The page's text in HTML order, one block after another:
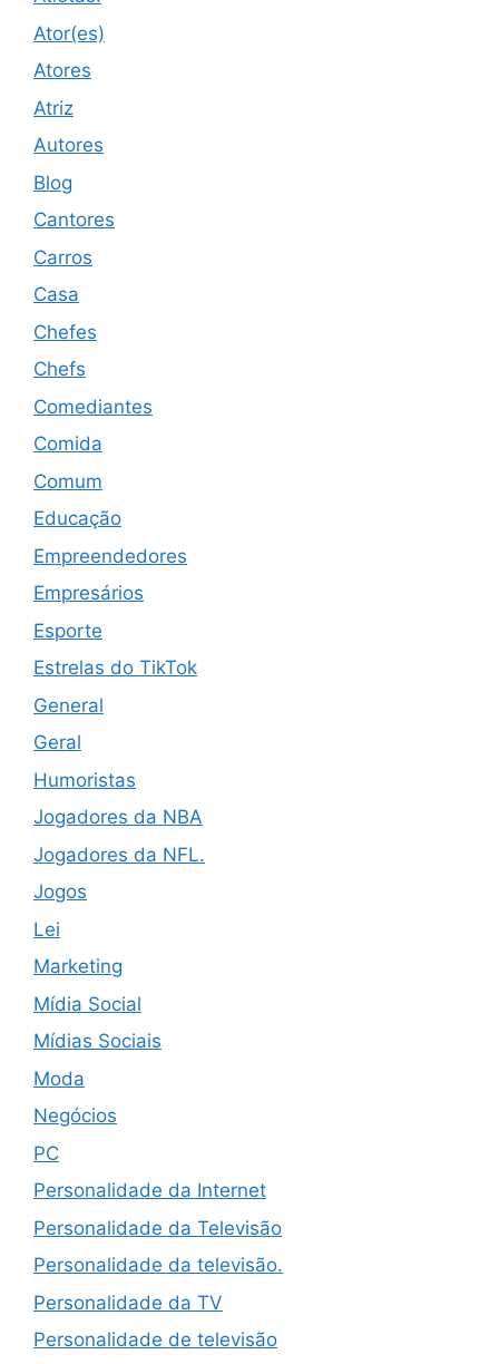
Ator(es)
Atores
Atriz
Autores
Blog
Cantores
Carros
Casa
Chefes
Chefs
Comediantes
Comida
Comum
Educação
Empreendedores
Empresários
Esporte
Estrelas do TikTok
General
Geral
Humoristas
Jogadores da NBA
Jogadores da NFL.
Jogos
Lei
Marketing
Mídia Social
Mídias Sociais
Moda
Negócios
PC
Personalidade da Internet
Personalidade da Televisão
Personalidade da televisão.
Personalidade da TV
Personalidade de televisão